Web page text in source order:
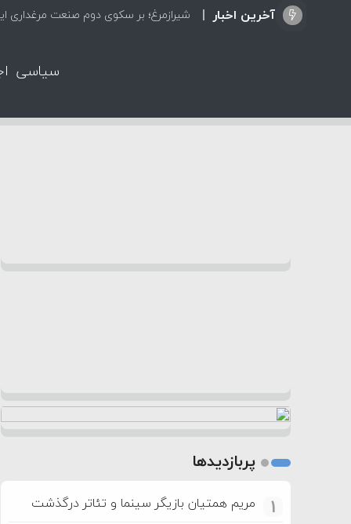
آخرین اخبار شیرازمرغ؛ بر سکوی دوم صنعت مرغداری
سیاسی
پربازدیدها
1 مریم همتیان بازیگر سینما و تئاتر درگذشت